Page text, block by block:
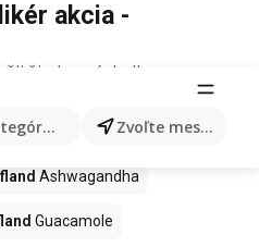
produkty... Zvoľte mesto
akcia -
žiadne výsledky.
Ashwagandha
Guacamole